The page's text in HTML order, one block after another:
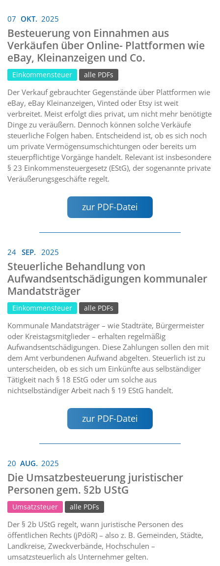
07 OKT. 2025
Besteuerung von Einnahmen aus
Verkäufen über Online- Plattformen wie
eBay, Kleinanzeigen und Co.
Einkommensteuer alle PDFs
Der Verkauf gebrauchter Gegenstände über Plattformen wie
eBay, eBay Kleinanzeigen, Vinted oder Etsy ist weit
verbreitet. Meist erfolgt dies privat, um nicht mehr benötigte
Dinge zu veräußern. Dennoch können solche Verkäufe
steuerliche Folgen haben. Entscheidend ist, ob es sich noch
um private Vermögensumschichtungen oder bereits um
steuerpflichtige Vorgänge handelt. Relevant ist insbesondere
§ 23 Einkommensteuergesetz (EStG), der sogenannte private
Veräußerungsgeschäfte regelt.
zur PDF-Datei
24 SEP. 2025
Steuerliche Behandlung von
Aufwandsentschädigungen kommunaler
Mandatsträger
Einkommensteuer alle PDFs
Kommunale Mandatsträger – wie Stadträte, Bürgermeister
oder Kreistagsmitglieder – erhalten regelmäßig
Aufwandsentschädigungen. Diese Zahlungen sollen den mit
dem Amt verbundenen Aufwand abgelten. Steuerlich ist zu
unterscheiden, ob es sich um Einkünfte aus selbständiger
Tätigkeit nach § 18 EStG oder um solche aus
nichtselbständiger Arbeit nach § 19 EStG handelt.
zur PDF-Datei
20 AUG. 2025
Die Umsatzbesteuerung juristischer
Personen gem. §2b UStG
Umsatzsteuer alle PDFs
Der § 2b UStG regelt, wann juristische Personen des
öffentlichen Rechts (jPdöR) – also z. B. Gemeinden, Städte,
Landkreise, Zweckverbände, Hochschulen –
umsatzsteuerlich als Unternehmer gelten.